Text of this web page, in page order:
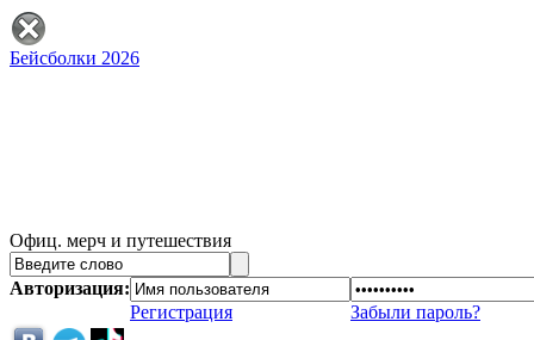
Бейсболки 2026
Офиц. мерч и путешествия
Авторизация:
Регистрация
Забыли пароль?